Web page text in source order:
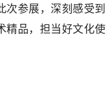
次参展，深刻感受到
精品，担当好文化使